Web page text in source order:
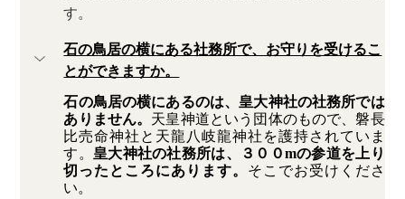
す。
石の鳥居の横にある社務所で、お守りを受けるこ
とができますか。
石の鳥居の横にあるのは、皇大神社の社務所では
ありません。 天皇神道という団体のもので、磐長
比売命神社と天龍八岐龍神社を護持されていま
す。 皇大神社の社務所は、３００mの参道を上り
切ったところにあります。 そこでお受けくださ
い。